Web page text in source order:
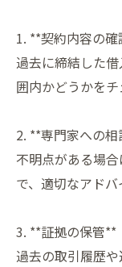
1. **契約内容の
過去に締結した
囲内かどうかをチ
2. **専門家への
不明点がある場
で、適切なアドバ
3. **証拠の保管**
過去の取引履歴